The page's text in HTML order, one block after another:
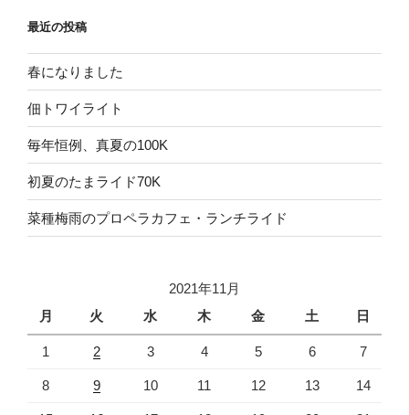
最近の投稿
春になりました
佃トワイライト
毎年恒例、真夏の100K
初夏のたまライド70K
菜種梅雨のプロペラカフェ・ランチライド
2021年11月
月
火 水 木 金 土 日
1 2 3 4 5 6 7
8 9 10 11 12 13 14